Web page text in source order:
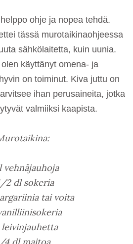
ohje ja nopea tehdä.
tässä murotaikinaohjeessa
sähkölaitetta, kuin uunia.
käyttänyt omena- ja
on toiminut. Kiva juttu on
ihan perusaineita, jotka
valmiiksi kaapista.
vehnäjauhoja
2 dl sokeria
tai voita
leivinjauhetta